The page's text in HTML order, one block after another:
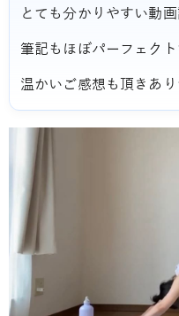
とても分かりやすい動画
筆記もほぼパーフェクト
温かいご感想も頂きあ